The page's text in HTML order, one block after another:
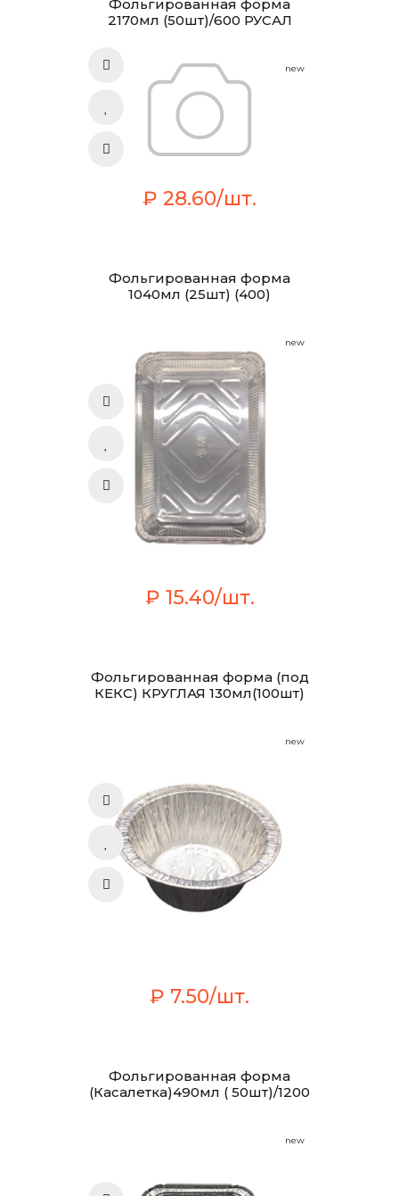
Фольгированная форма
2170мл (50шт)/600 РУСАЛ
new
₽ 28.60/шт.
Фольгированная форма
1040мл (25шт) (400)
new
₽ 15.40/шт.
Фольгированная форма (под
КЕКС) КРУГЛАЯ 130мл(100шт)
new
₽ 7.50/шт.
Фольгированная форма
(Касалетка)490мл ( 50шт)/1200
new